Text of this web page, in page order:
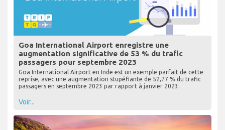
Goa International Airport enregistre une
augmentation significative de 53 % du trafic
passagers pour septembre 2023
Goa International Airport en Inde est un exemple parfait de cette
reprise, avec une augmentation stupéfiante de 52,77 % du trafic
passagers en septembre 2023 par rapport à janvier 2023.
Voir...